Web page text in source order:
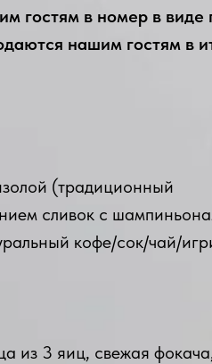
гостям в номер в
нашим гостям в
(традиционный
сливок с
кофе/сок/чай/
из 3 яиц, свежая